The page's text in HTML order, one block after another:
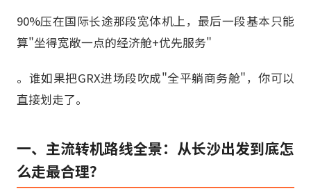
90%压在国际长途那段宽体机上，最后一段基本只能
算"坐得宽敞一点的经济舱+优先服务"
。谁如果把GRX进场段吹成"全平躺商务舱"，你可以
直接划走了。
一、主流转机路线全景：从长沙出发到底怎
么走最合理？